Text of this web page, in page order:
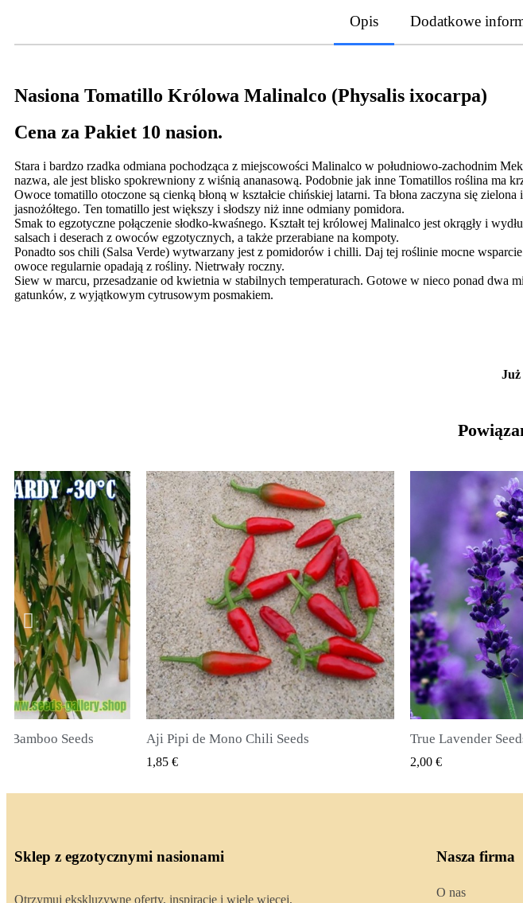
Opis Dodatkowe
Nasiona Tomatillo Królowa Malinalco (Physalis ixocarpa)
Cena za Pakiet 10 nasion.
Stara i bardzo rzadka odmiana pochodząca z miejscowości Malinalco w południowo-zachodnim
nazwa, ale jest blisko spokrewniony z wiśnią ananasową. Podobnie jak inne Tomatillos roślina ma
Owoce tomatillo otoczone są cienką błoną w kształcie chińskiej latarni. Ta błona zaczyna się
jasnożółtego. Ten tomatillo jest większy i słodszy niż inne odmiany pomidora.
Smak to egzotyczne połączenie słodko-kwaśnego. Kształt tej królowej Malinalco jest okrągły i
salsach i deserach z owoców egzotycznych, a także przerabiane na kompoty.
Ponadto sos chili (Salsa Verde) wytwarzany jest z pomidorów i chilli. Daj tej roślinie mocne
owoce regularnie opadają z rośliny. Nietrwały roczny.
Siew w marcu, przesadzanie od kwietnia w stabilnych temperaturach. Gotowe w nieco ponad dwa
gatunków, z wyjątkowym cytrusowym posmakiem.
Seeds SZYBKI PODGLĄD
True Lavender Seeds
2,00 €
Nasiona ziela
2,25 €
Sklep z egzotycznymi nasionami
Otrzymuj ekskluzywne oferty, inspiracje i wiele więcej,
Nasza firma
O nas